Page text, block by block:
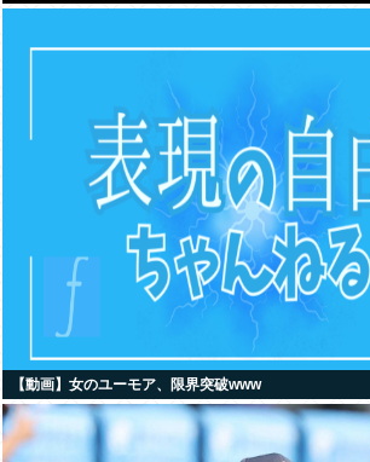
【動画】女のユーモア、限界突破www